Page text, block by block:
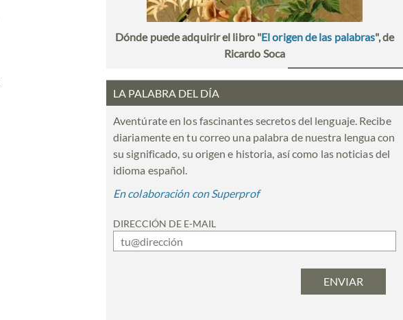
Dónde puede adquirir el libro "El origen de las palabras", de
Ricardo Soca
LA PALABRA DEL DÍA
Aventúrate en los fascinantes secretos del lenguaje. Recibe
diariamente en tu correo una palabra de nuestra lengua con
su significado, su origen e historia, así como las noticias del
idioma español.
En colaboración con Superprof
DIRECCIÓN DE E-MAIL